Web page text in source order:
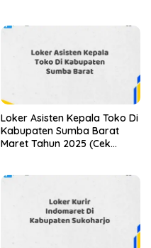
Loker Asisten Kepala Toko Di
Kabupaten Sumba Barat
Maret Tahun 2025 (Cek